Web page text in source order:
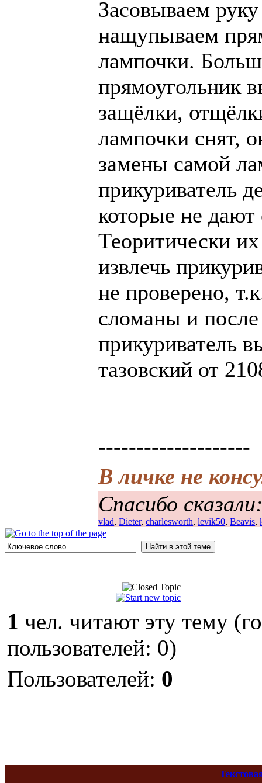
Засовываем
нащупываем
лампочки.
прямоугольник
защёлки,
лампочки снят,
замены самой
прикуриватель
которые не дают
Теоритически
извлечь
не проверено,
сломаны и
прикуриватель
тазовский от
--------------------
В личке не
Спасибо
vlad, Dieter, charlesworth, levik50, Beavis,
1 чел. читают эту тему
пользователей: 0)
Пользователей: 0